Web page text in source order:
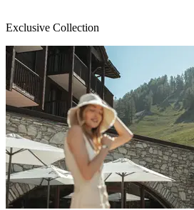
Exclusive Collection